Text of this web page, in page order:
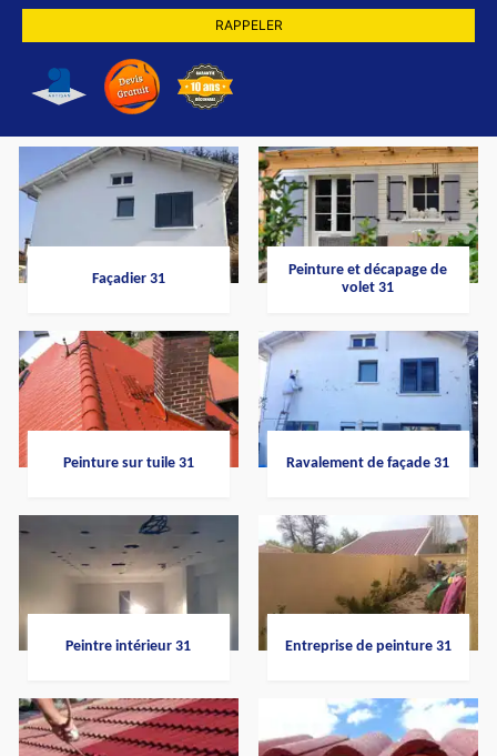
Façadier 31
Peinture et décapage de
volet 31
Peinture sur tuile 31 Ravalement de façade 31
Peintre intérieur 31 Entreprise de peinture 31